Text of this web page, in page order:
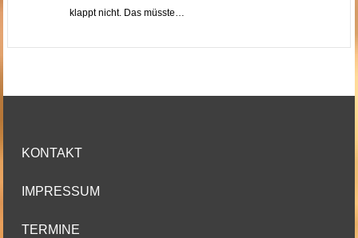
klappt nicht. Das müsste…
KONTAKT
IMPRESSUM
TERMINE